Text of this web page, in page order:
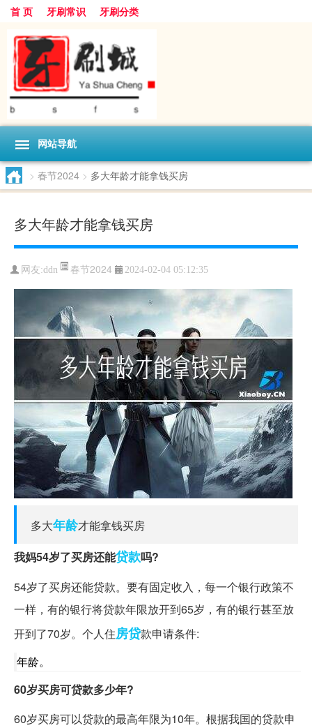
首 页 牙刷常识 牙刷分类
网站导航
> 春节2024 > 多大年龄才能拿钱买房
多大年龄才能拿钱买房
网友:ddn 春节2024 2024-02-04 05:12:35
多大年龄才能拿钱买房
我妈54岁了买房还能贷款吗?
54岁了买房还能贷款。要有固定收入，每一个银行政策不
一样，有的银行将贷款年限放开到65岁，有的银行甚至放
开到了70岁。个人住房贷款申请条件:
年龄。
60岁买房可贷款多少年?
60岁买房可以贷款的最高年限为10年。根据我国的贷款申